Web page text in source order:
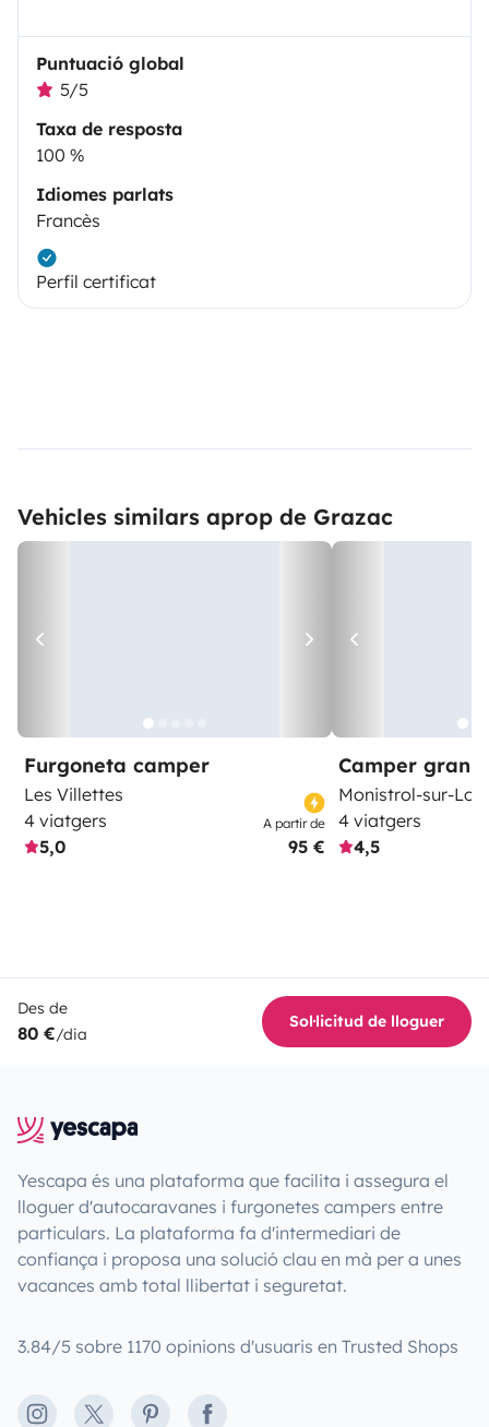
Puntuació global
5/5
Taxa de resposta
100 %
Idiomes parlats
Francès
Perfil certificat
Vehicles similars aprop de Grazac
Furgoneta camper
Les Villettes
4 viatgers
5,0
A partir de
95 €
Camper gran
Monistrol-sur-
4 viatgers
4,5
Des de
80 €/dia
Sol·licitud de lloguer
Yescapa és una plataforma que facilita i assegura el
lloguer d'autocaravanes i furgonetes campers entre
particulars. La plataforma fa d'intermediari de
confiança i proposa una solució clau en mà per a unes
vacances amb total llibertat i seguretat.
3.84/5 sobre 1170 opinions d'usuaris en Trusted Shops
Instagram
X PinterestFacebook